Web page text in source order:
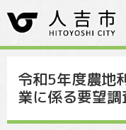
令和5年度農地
業に係る要望